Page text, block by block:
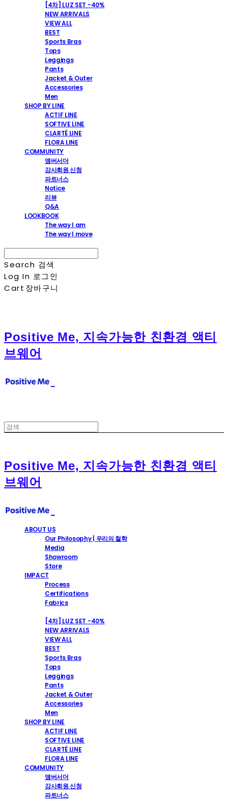
[4차] LUZ SET -40%
NEW ARRIVALS
VIEW ALL
BEST
Sports Bras
Tops
Leggings
Pants
Jacket & Outer
Accessories
Men
SHOP BY LINE
ACTIF LINE
SOFTIVE LINE
CLARTÉ LINE
FLORA LINE
COMMUNITY
앰버서더
강사회원 신청
파트너스
Notice
리뷰
Q&A
LOOKBOOK
The way I am
The way I move
Search 검색
Log In 로그인
Cart 장바구니
Positive Me, 지속가능한 친환경 액티
브웨어
Positive Me, 지속가능한 친환경 액티
브웨어
ABOUT US
Our Philosophy | 우리의 철학
Media
Showroom
Store
IMPACT
Process
Certifications
Fabrics
[4차] LUZ SET -40%
NEW ARRIVALS
VIEW ALL
BEST
Sports Bras
Tops
Leggings
Pants
Jacket & Outer
Accessories
Men
SHOP BY LINE
ACTIF LINE
SOFTIVE LINE
CLARTÉ LINE
FLORA LINE
COMMUNITY
앰버서더
강사회원 신청
파트너스